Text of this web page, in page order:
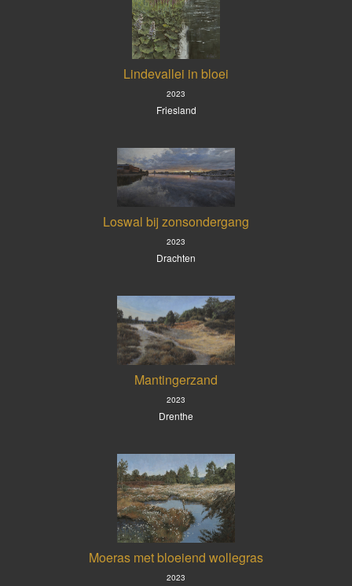
Lindevallei in bloei
2023
Friesland
Loswal bij zonsondergang
2023
Drachten
Mantingerzand
2023
Drenthe
Moeras met bloeiend wollegras
2023